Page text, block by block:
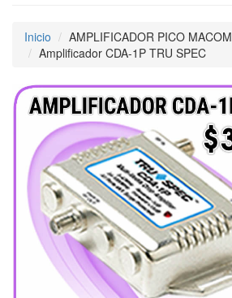
Inicio
AMPLIFICADOR PICO MACOM
Amplificador CDA-1P TRU SPEC